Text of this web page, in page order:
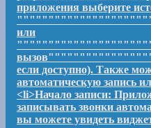
приложения выберите
или
если доступно). Также
автоматическую запись
<li>Начало записи:
записывать звонки
вы можете увидеть